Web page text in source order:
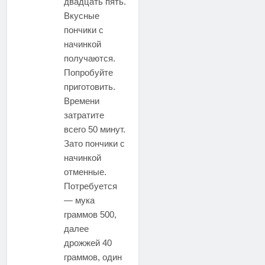
Вкусные
пончики с
начинкой
получаются.
Попробуйте
приготовить.
Времени
затратите
всего 50 минут.
Зато пончики с
начинкой
отменные.
Потребуется
— мука
граммов 500,
далее
дрожжей 40
граммов, один